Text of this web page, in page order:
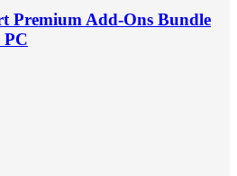
Premium Add-Ons Bundle
PC